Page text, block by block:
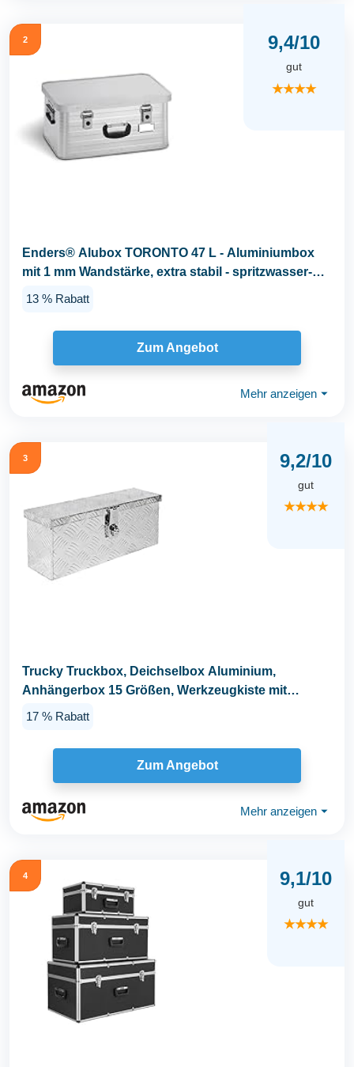
2 9,4/10
gut
★★★★
Enders® Alubox TORONTO 47 L - Aluminiumbox
mit 1 mm Wandstärke, extra stabil - spritzwasser-
13 % Rabatt
Zum Angebot
Mehr anzeigen ⏷
3 9,2/10
gut
★★★★
Trucky Truckbox, Deichselbox Aluminium,
Anhängerbox 15 Größen, Werkzeugkiste mit
Schloss und...
17 % Rabatt
Zum Angebot
Mehr anzeigen ⏷
4 9,1/10
gut
★★★★